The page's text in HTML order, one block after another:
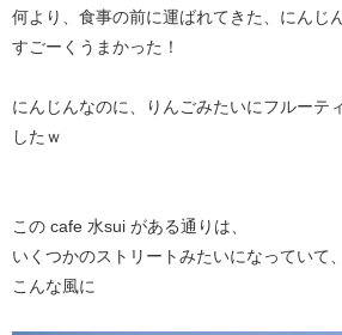
何より、食事の前に運ばれてきた、にんじ
すごーくうまかった！
にんじんなのに、りんごみたいにフルーテ
したｗ
この cafe 水sui がある通りは、
いくつかのストリートみたいになっていて、
こんな風に